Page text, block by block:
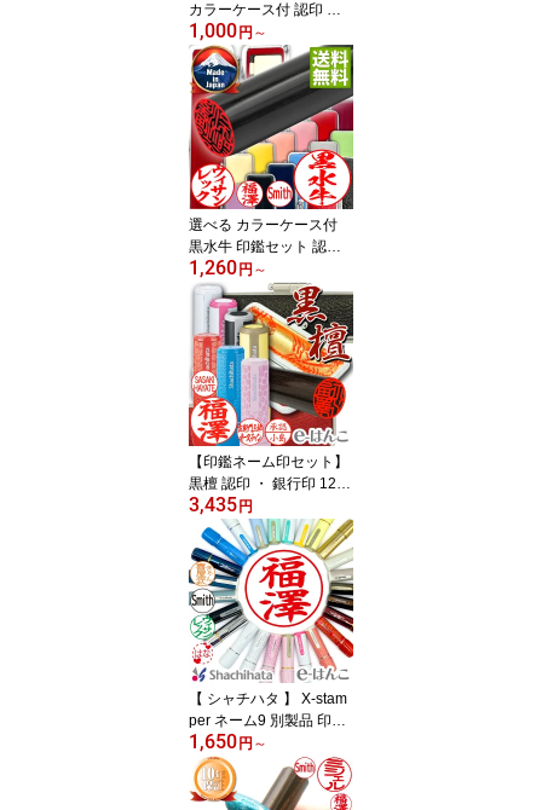
カラーケース付 認印 銀
行印 実印 外国人 10.5m
m〜15mm はんこ 実印
個人印鑑 男女兼用 メー
ル便 送料無料 【店頭受
取対応商品】【HLS_D
U】 日本土産 日本みやげ
みやげ 土産 外国人名OK
1,000 円 ～
選べる カラーケース付
黒水牛 印鑑セット 認印
銀行印 実印 外国人 10.5
mm〜15mm はんこ 実印
個人印鑑 男女兼用 メー
ル便 送料無料 【店頭受
取対応商品】【HLS_D
U】 日本土産 日本みやげ
みやげ 土産 外国人名OK
1,260 円 ～
【印鑑ネーム印セット】
黒檀 認印 ・ 銀行印 12.0
mm＋ シヤチハタ ネーム
9 （別注・別製品） 印鑑
ケース付 【店頭受取対応
商品】【HLS_DU】 日本
土産 日本みやげ みやげ
土産 外国人名OK 電子印
鑑 デジタル印鑑 デジ印
3,435 円
【 シャチハタ 】 X-stam
per ネーム9 別製品 印面
9.5mm丸 （ XL-9 XL-9,X
L-9/C1〜4,CW1〜5,CV
1〜5,CFS1〜4 ／ 自由に
1,650 円 ～